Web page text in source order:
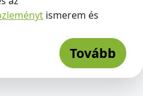
ismerem és
Tovább